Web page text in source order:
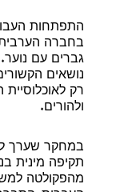
התפתחות
בחברה
גברים עם
נושאים
רק
ולהורים.
במחקר שערך
תקיפה מינית
מהפקולטה